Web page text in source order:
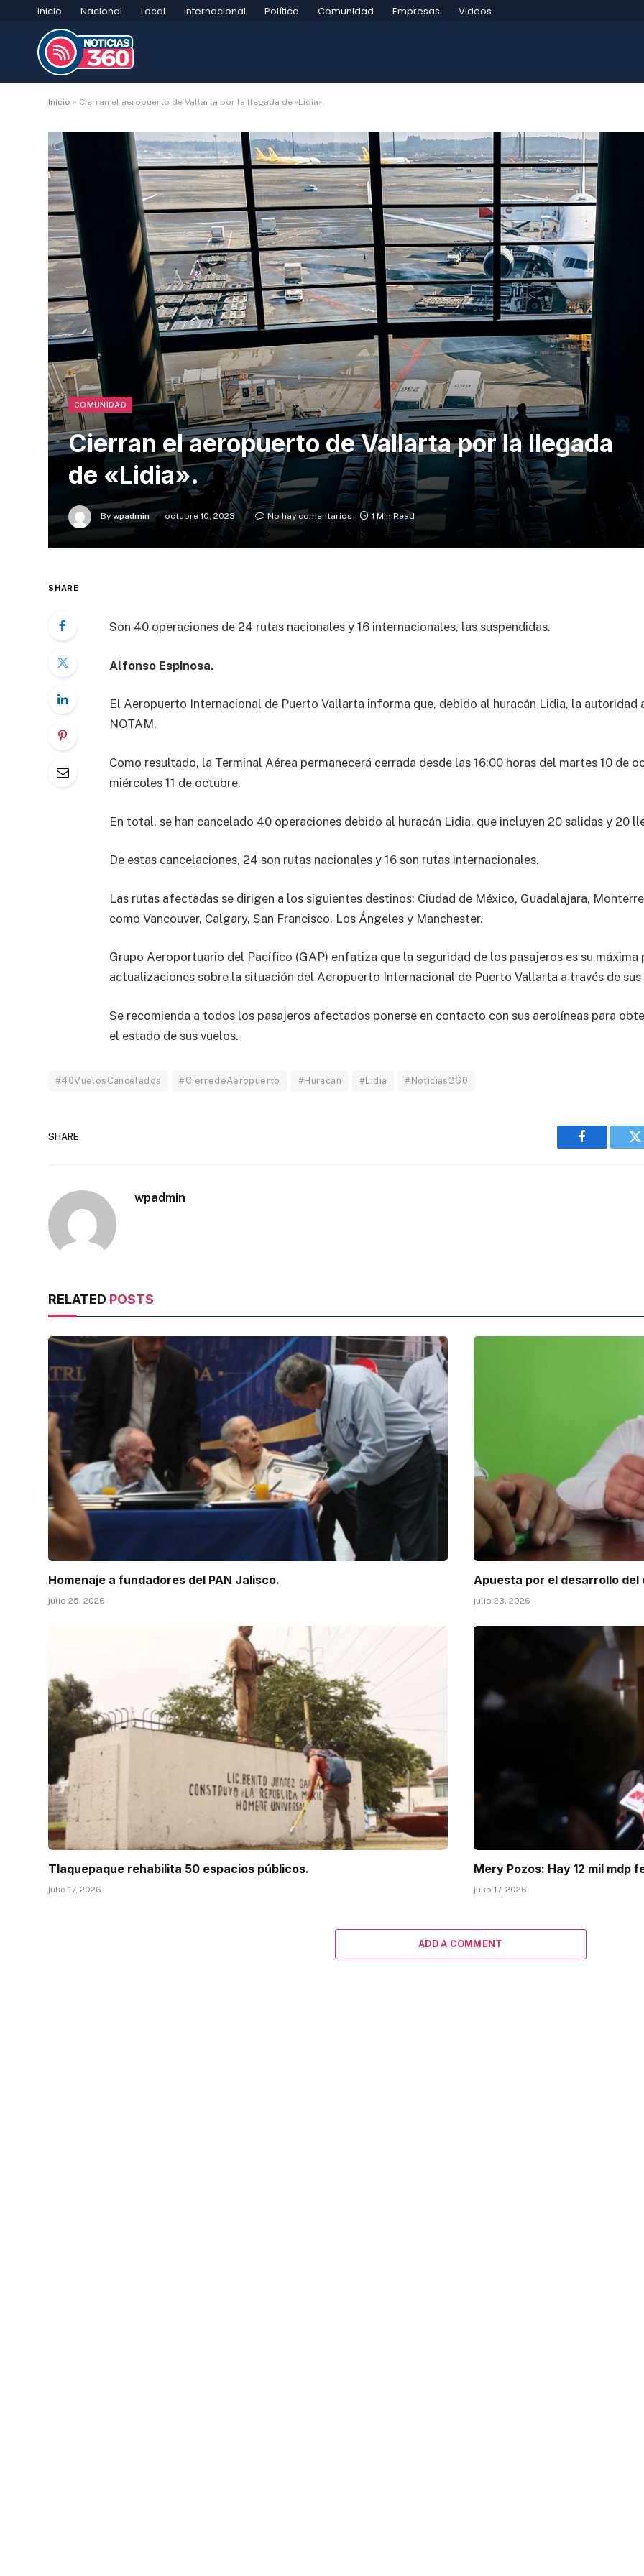
Inicio Nacional Local Internacional Política Comunidad Empresas Videos
Inicio » Cierran el aeropuerto de Vallarta por la llegada de «Lidia».
COMUNIDAD
Cierran el aeropuerto de Vallarta por la llegada
de «Lidia».
By wpadmin octubre 10, 2023 No hay comentarios 1 Min Read
SHARE
Son 40 operaciones de 24 rutas nacionales y 16 internacionales, las suspendidas.
Alfonso Espinosa.
El Aeropuerto Internacional de Puerto Vallarta informa que, debido al huracán Lidia, la autoridad
NOTAM.
Como resultado, la Terminal Aérea permanecerá cerrada desde las 16:00 horas del martes 10 de
miércoles 11 de octubre.
En total, se han cancelado 40 operaciones debido al huracán Lidia, que incluyen 20 salidas y 20
De estas cancelaciones, 24 son rutas nacionales y 16 son rutas internacionales.
Las rutas afectadas se dirigen a los siguientes destinos: Ciudad de México, Guadalajara,
como Vancouver, Calgary, San Francisco, Los Ángeles y Manchester.
Grupo Aeroportuario del Pacífico (GAP) enfatiza que la seguridad de los pasajeros es su
actualizaciones sobre la situación del Aeropuerto Internacional de Puerto Vallarta a través de
Se recomienda a todos los pasajeros afectados ponerse en contacto con sus aerolíneas para
el estado de sus vuelos.
#40VuelosCancelados #CierredeAeropuerto #Huracan #Lidia #Noticias360
SHARE.
Facebook
wpadmin
RELATED POSTS
Homenaje a fundadores del PAN Jalisco.
julio 25, 2026
Apuesta por el desarrollo
julio 23, 2026
Tlaquepaque rehabilita 50 espacios públicos.
julio 17, 2026
Mery Pozos: Hay 12 mil mdp
julio 17, 2026
ADD A COMMENT